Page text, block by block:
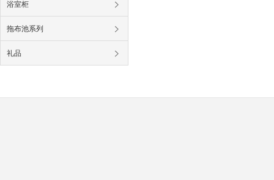
浴室柜
拖布池系列
礼品